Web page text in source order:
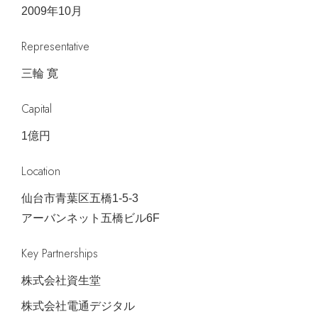
2009年10月
Representative
三輪 寛
Capital
1億円
Location
仙台市青葉区五橋1-5-3
アーバンネット五橋ビル6F
Key Partnerships
株式会社資生堂
株式会社電通デジタル